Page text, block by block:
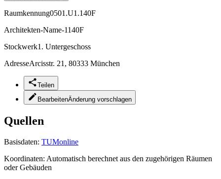
Raumkennung0501.U1.140F
Architekten-Name-1140F
Stockwerk1. Untergeschoss
AdresseArcisstr. 21, 80333 München
Teilen
BearbeitenÄnderung vorschlagen
Quellen
Basisdaten: TUMonline
Koordinaten: Automatisch berechnet aus den zugehörigen Räumen
oder Gebäuden